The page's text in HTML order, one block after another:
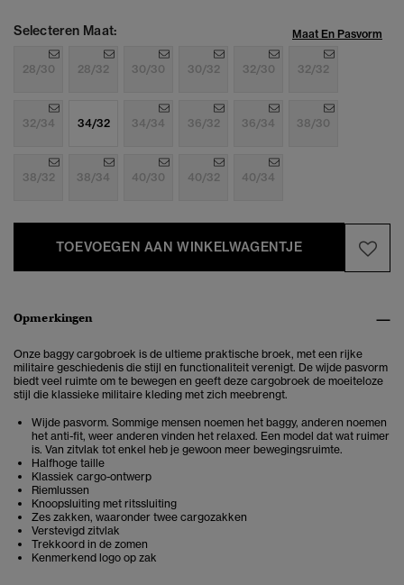
Selecteren Maat: Maat En Pasvorm
28/30 28/32 30/30 30/32 32/30 32/32
32/34 34/32 34/34 36/32 36/34 38/30
38/32 38/34 40/30 40/32 40/34
TOEVOEGEN AAN WINKELWAGENTJE
Opmerkingen
Onze baggy cargobroek is de ultieme praktische broek, met een rijke
militaire geschiedenis die stijl en functionaliteit verenigt. De wijde pasvorm
biedt veel ruimte om te bewegen en geeft deze cargobroek de moeiteloze
stijl die klassieke militaire kleding met zich meebrengt.
Wijde pasvorm. Sommige mensen noemen het baggy, anderen noemen
het anti-fit, weer anderen vinden het relaxed. Een model dat wat ruimer
is. Van zitvlak tot enkel heb je gewoon meer bewegingsruimte.
Halfhoge taille
Klassiek cargo-ontwerp
Riemlussen
Knoopsluiting met ritssluiting
Zes zakken, waaronder twee cargozakken
Verstevigd zitvlak
Trekkoord in de zomen
Kenmerkend logo op zak